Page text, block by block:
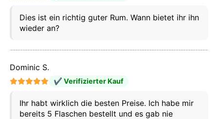
Dies ist ein richtig guter Rum. Wann bietet ihr ihn
wieder an?
Dominic S.
✔ Verifizierter Kauf
Ihr habt wirklich die besten Preise. Ich habe mir
bereits 5 Flaschen bestellt und es gab nie